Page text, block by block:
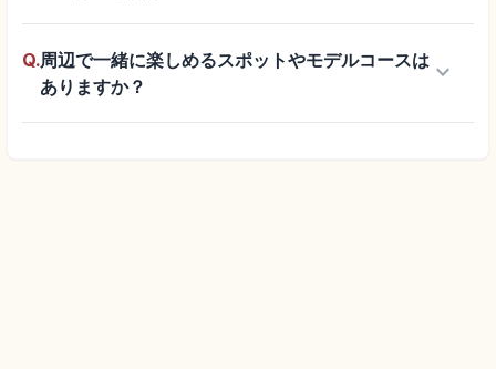
Q.周辺で一緒に楽しめるスポットやモデルコースは
ありますか？
keyboard_arrow_down